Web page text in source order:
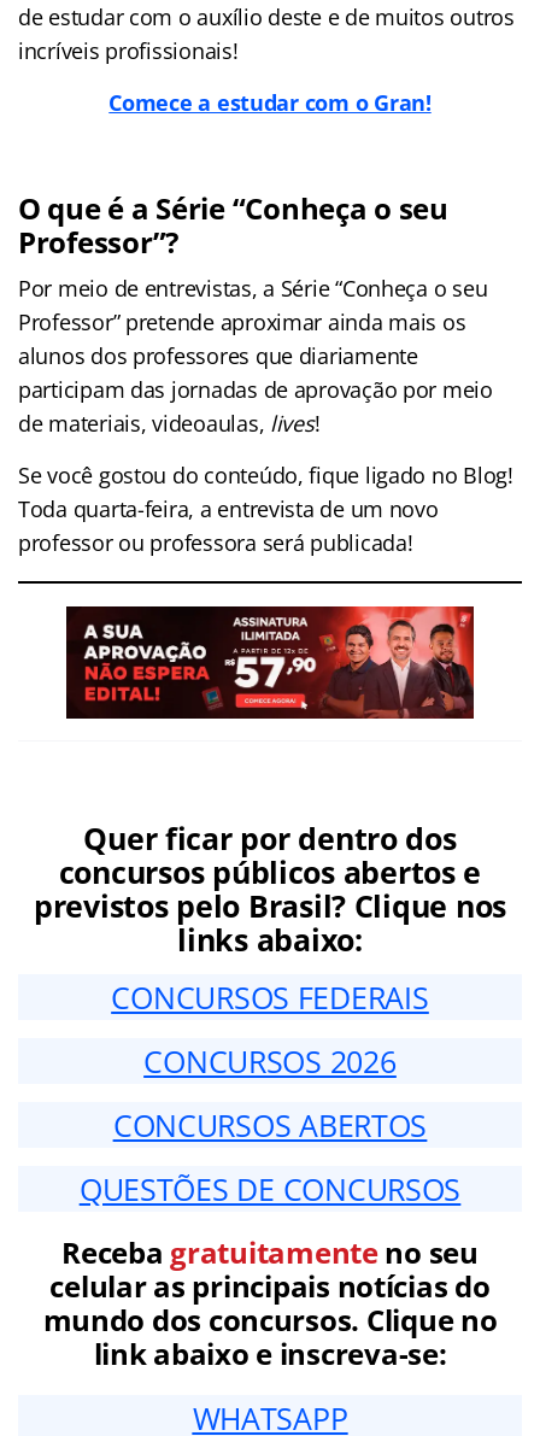
de estudar com o auxílio deste e de muitos outros
incríveis profissionais!
Comece a estudar com o Gran!
O que é a Série “Conheça o seu
Professor”?
Por meio de entrevistas, a Série “Conheça o seu
Professor” pretende aproximar ainda mais os
alunos dos professores que diariamente
participam das jornadas de aprovação por meio
de materiais, videoaulas, lives!
Se você gostou do conteúdo, fique ligado no Blog!
Toda quarta-feira, a entrevista de um novo
professor ou professora será publicada!
Quer ficar por dentro dos
concursos públicos abertos e
previstos pelo Brasil? Clique nos
links abaixo:
CONCURSOS FEDERAIS
CONCURSOS 2026
CONCURSOS ABERTOS
QUESTÕES DE CONCURSOS
Receba gratuitamenteno seu
celular as principais notícias do
mundo dos concursos. Clique no
link abaixo e inscreva-se:
WHATSAPP